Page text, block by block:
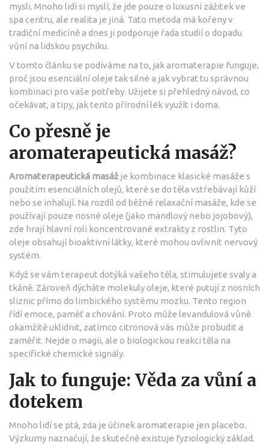
mysli. Mnoho lidí si myslí, že jde pouze o luxusní zážitek ve
spa centru, ale realita je jiná. Tato metoda má kořeny v
tradiční medicíně a dnes ji podporuje řada studií o dopadu
vůní na lidskou psychiku.
V tomto článku se podíváme na to, jak aromaterapie funguje,
proč jsou esenciální oleje tak silné a jak vybrat tu správnou
kombinaci pro vaše potřeby. Užijete si přehledný návod, co
očekávat, a tipy, jak tento přírodní lék využít i doma.
Co přesně je
aromaterapeutická masáž?
Aromaterapeutická masáž je kombinace klasické masáže s
použitím esenciálních olejů, které se do těla vstřebávají kůží
nebo se inhalují. Na rozdíl od běžné relaxační masáže, kde se
používají pouze nosné oleje (jako mandlový nebo jojobový),
zde hrají hlavní roli koncentrované extrakty z rostlin. Tyto
oleje obsahují bioaktivní látky, které mohou ovlivnit nervový
systém.
Když se vám terapeut dotýká vašeho těla, stimulujete svaly a
tkáně. Zároveň dýcháte molekuly oleje, které putují z nosních
sliznic přímo do limbického systému mozku. Tento region
řídí emoce, paměť a chování. Proto může levandulová vůně
okamžitě uklidnit, zatímco citronová vás může probudit a
zaměřit. Nejde o magii, ale o biologickou reakci těla na
specifické chemické signály.
Jak to funguje: Věda za vůní a
dotekem
Mnoho lidí se ptá, zda je účinek aromaterapie jen placebo.
Výzkumy naznačují, že skutečně existuje fyziologický základ.